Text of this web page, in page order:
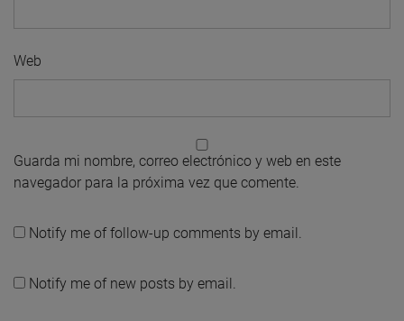
Web
Guarda mi nombre, correo electrónico y web en este
navegador para la próxima vez que comente.
Notify me of follow-up comments by email.
Notify me of new posts by email.